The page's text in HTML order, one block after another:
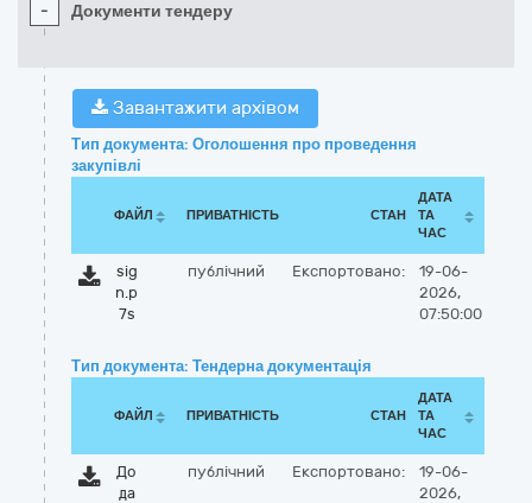
- Документи тендеру
Завантажити архівом
Тип документа: Оголошення про проведення
закупівлі
ФАЙЛ ПРИВАТНІСТЬ СТАН
ДАТА
ТА
ЧАС
sig
n.p
7s
публічний Експортовано:
19-06-
2026,
07:50:00
Тип документа: Тендерна документація
ФАЙЛ ПРИВАТНІСТЬ СТАН
ДАТА
ТА
ЧАС
До
да
публічний Експортовано:
19-06-
2026,